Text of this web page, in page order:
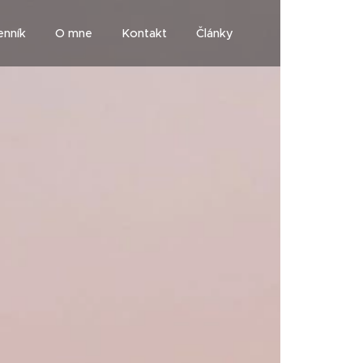
O mne Kontakt Články